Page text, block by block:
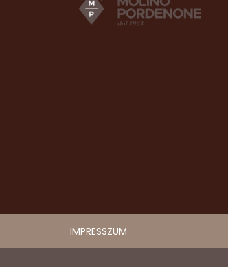
IMPRESSZUM